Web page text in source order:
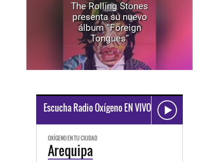
The Rolling Stones
presenta su nuevo
álbum “Foreign
Tongues”
Escucha Radio Oxígeno EN VIVO
OXÍGENO EN TU CIUDAD
Arequipa